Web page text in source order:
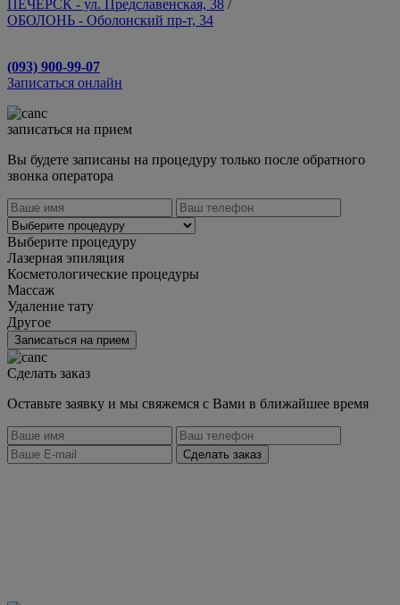
ПЕЧЕРСК - ул. Предславенская, 38 /
ОБОЛОНЬ - Оболонский пр-т, 34
(093) 900-99-07
Записаться онлайн
записаться на прием
Вы будете записаны на процедуру только после обратного
звонка оператора
Выберите процедуру
Лазерная эпиляция
Косметологические процедуры
Массаж
Удаление тату
Другое
Записаться на прием
Сделать заказ
Оставьте заявку и мы свяжемся с Вами в ближайшее время
Сделать заказ